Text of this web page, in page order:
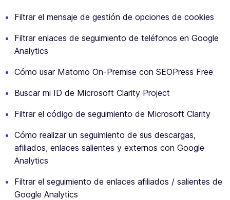
Filtrar el mensaje de gestión de opciones de cookies
Filtrar enlaces de seguimiento de teléfonos en Google
Analytics
Cómo usar Matomo On-Premise con SEOPress Free
Buscar mi ID de Microsoft Clarity Project
Filtrar el código de seguimiento de Microsoft Clarity
Cómo realizar un seguimiento de sus descargas,
afiliados, enlaces salientes y externos con Google
Analytics
Filtrar el seguimiento de enlaces afiliados / salientes de
Google Analytics